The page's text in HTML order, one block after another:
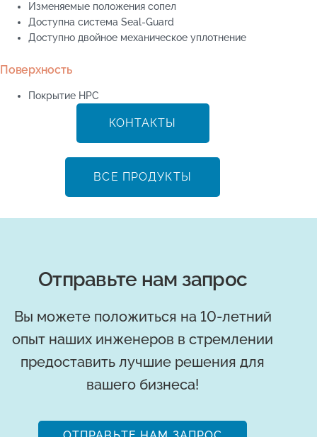
Изменяемые положения сопел
Доступна система Seal-Guard
Доступно двойное механическое уплотнение
Поверхность
Покрытие HPC
КОНТАКТЫ
ВСЕ ПРОДУКТЫ
Отправьте нам запрос
Вы можете положиться на 10-летний
опыт наших инженеров в стремлении
предоставить лучшие решения для
вашего бизнеса!